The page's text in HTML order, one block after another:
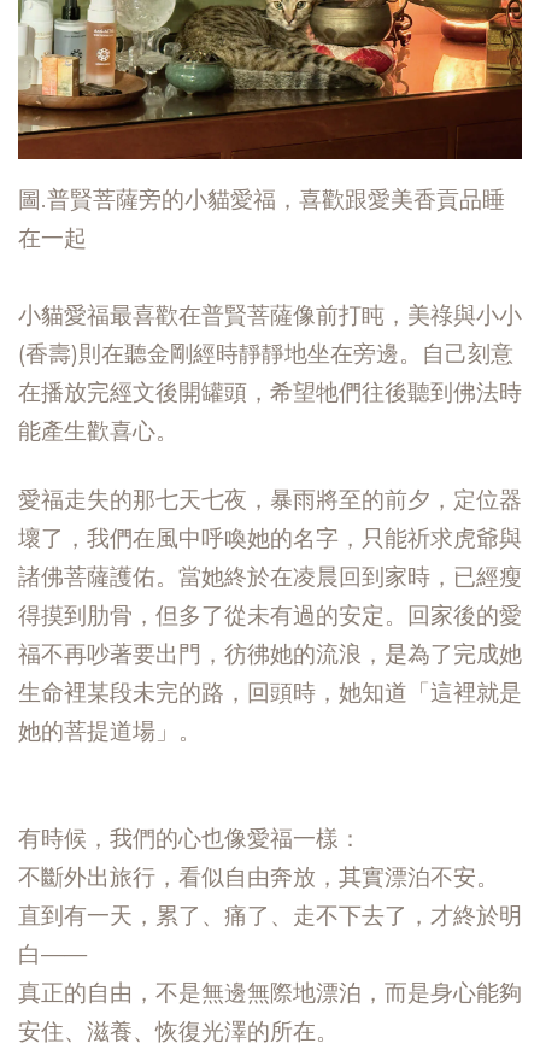
圖.普賢菩薩旁的小貓愛福，喜歡跟愛美香貢品睡
在一起
小貓愛福最喜歡在普賢菩薩像前打盹，美祿與小小
(香壽)則在聽金剛經時靜靜地坐在旁邊。自己刻意
在播放完經文後開罐頭，希望牠們往後聽到佛法時
能產生歡喜心。
愛福走失的那七天七夜，暴雨將至的前夕，定位器
壞了，我們在風中呼喚她的名字，只能祈求虎爺與
諸佛菩薩護佑。當她終於在凌晨回到家時，已經瘦
得摸到肋骨，但多了從未有過的安定。回家後的愛
福不再吵著要出門，彷彿她的流浪，是為了完成她
生命裡某段未完的路，回頭時，她知道「這裡就是
她的菩提道場」。
有時候，我們的心也像愛福一樣：
不斷外出旅行，看似自由奔放，其實漂泊不安。
直到有一天，累了、痛了、走不下去了，才終於明
白——
真正的自由，不是無邊無際地漂泊，而是身心能夠
安住、滋養、恢復光澤的所在。